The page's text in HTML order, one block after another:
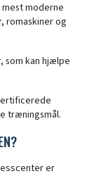
moderne
romaskiner og
som kan hjælpe
træningsmål.
er